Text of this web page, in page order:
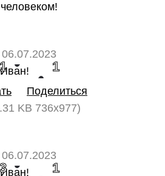
человеком!
06.07.2023
1 1
Поделиться
KB 736x977)
06.07.2023
3 1